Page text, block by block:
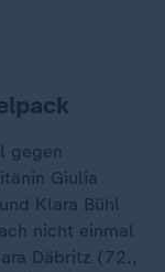
gegen
Giulia
Klara Bühl
nicht einmal
Däbritz (72.,